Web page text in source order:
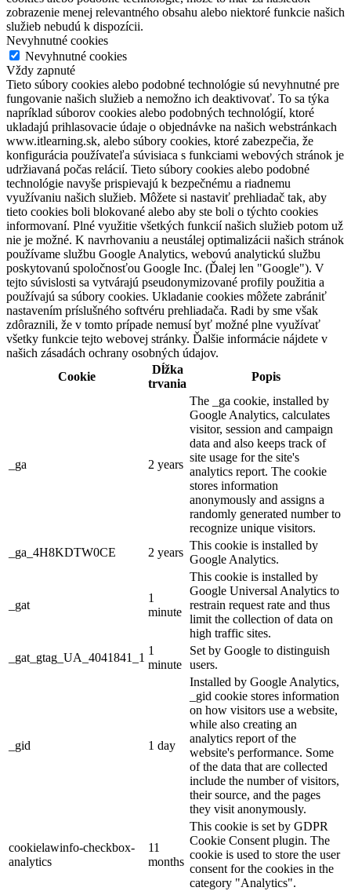
zobrazenie menej relevantného obsahu alebo niektoré funkcie našich
služieb nebudú k dispozícii.
Nevyhnutné cookies
Nevyhnutné cookies
Vždy zapnuté
Tieto súbory cookies alebo podobné technológie sú nevyhnutné pre
fungovanie našich služieb a nemožno ich deaktivovať. To sa týka
napríklad súborov cookies alebo podobných technológií, ktoré
ukladajú prihlasovacie údaje o objednávke na našich webstránkach
www.itlearning.sk, alebo súbory cookies, ktoré zabezpečia, že
konfigurácia používateľa súvisiaca s funkciami webových stránok je
udržiavaná počas relácií. Tieto súbory cookies alebo podobné
technológie navyše prispievajú k bezpečnému a riadnemu
využívaniu našich služieb. Môžete si nastaviť prehliadač tak, aby
tieto cookies boli blokované alebo aby ste boli o týchto cookies
informovaní. Plné využitie všetkých funkcií našich služieb potom už
nie je možné. K navrhovaniu a neustálej optimalizácii našich stránok
používame službu Google Analytics, webovú analytickú službu
poskytovanú spoločnosťou Google Inc. (Ďalej len "Google"). V
tejto súvislosti sa vytvárajú pseudonymizované profily použitia a
používajú sa súbory cookies. Ukladanie cookies môžete zabrániť
nastavením príslušného softvéru prehliadača. Radi by sme však
zdôraznili, že v tomto prípade nemusí byť možné plne využívať
všetky funkcie tejto webovej stránky. Ďalšie informácie nájdete v
našich zásadách ochrany osobných údajov.
Cookie
Dĺžka
trvania
Popis
_ga 2 years
The _ga cookie, installed by
Google Analytics, calculates
visitor, session and campaign
data and also keeps track of
site usage for the site's
analytics report. The cookie
stores information
anonymously and assigns a
randomly generated number to
recognize unique visitors.
_ga_4H8KDTW0CE
2 years
This cookie is installed by
Google Analytics.
_gat
1
minute
This cookie is installed by
Google Universal Analytics to
restrain request rate and thus
limit the collection of data on
high traffic sites.
_gat_gtag_UA_4041841_1
1
minute
Set by Google to distinguish
users.
_gid 1 day
Installed by Google Analytics,
_gid cookie stores information
on how visitors use a website,
while also creating an
analytics report of the
website's performance. Some
of the data that are collected
include the number of visitors,
their source, and the pages
they visit anonymously.
cookielawinfo-checkbox-
analytics
11
months
This cookie is set by GDPR
Cookie Consent plugin. The
cookie is used to store the user
consent for the cookies in the
category "Analytics".